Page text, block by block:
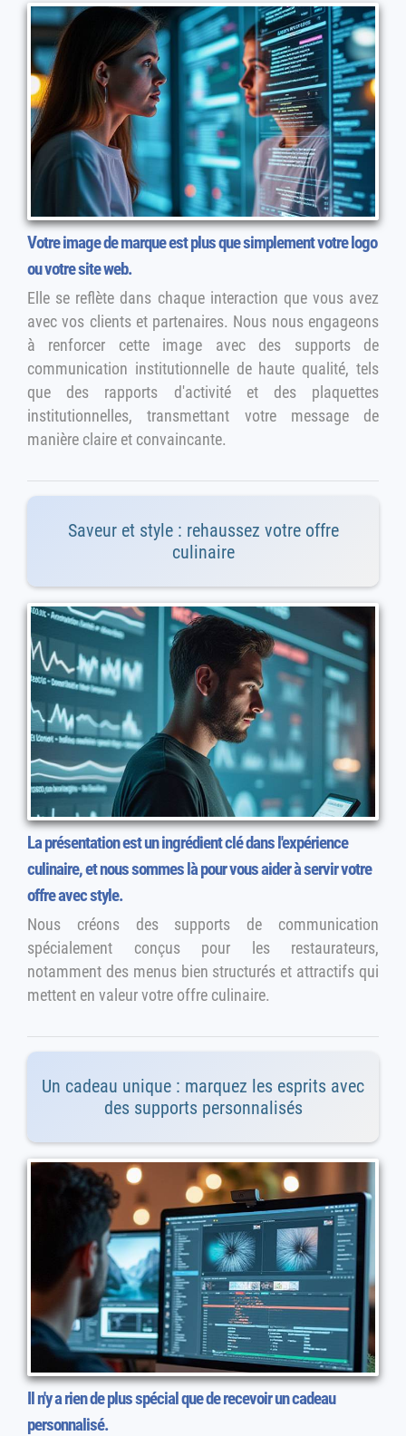
Votre image de marque est plus que simplement votre logo
ou votre site web.
Elle se reflète dans chaque interaction que vous avez
avec vos clients et partenaires. Nous nous engageons
à renforcer cette image avec des supports de
communication institutionnelle de haute qualité, tels
que des rapports d'activité et des plaquettes
institutionnelles, transmettant votre message de
manière claire et convaincante.
Saveur et style : rehaussez votre offre
culinaire
La présentation est un ingrédient clé dans l'expérience
culinaire, et nous sommes là pour vous aider à servir votre
offre avec style.
Nous créons des supports de communication
spécialement conçus pour les restaurateurs,
notamment des menus bien structurés et attractifs qui
mettent en valeur votre offre culinaire.
Un cadeau unique : marquez les esprits avec
des supports personnalisés
Il n'y a rien de plus spécial que de recevoir un cadeau
personnalisé.